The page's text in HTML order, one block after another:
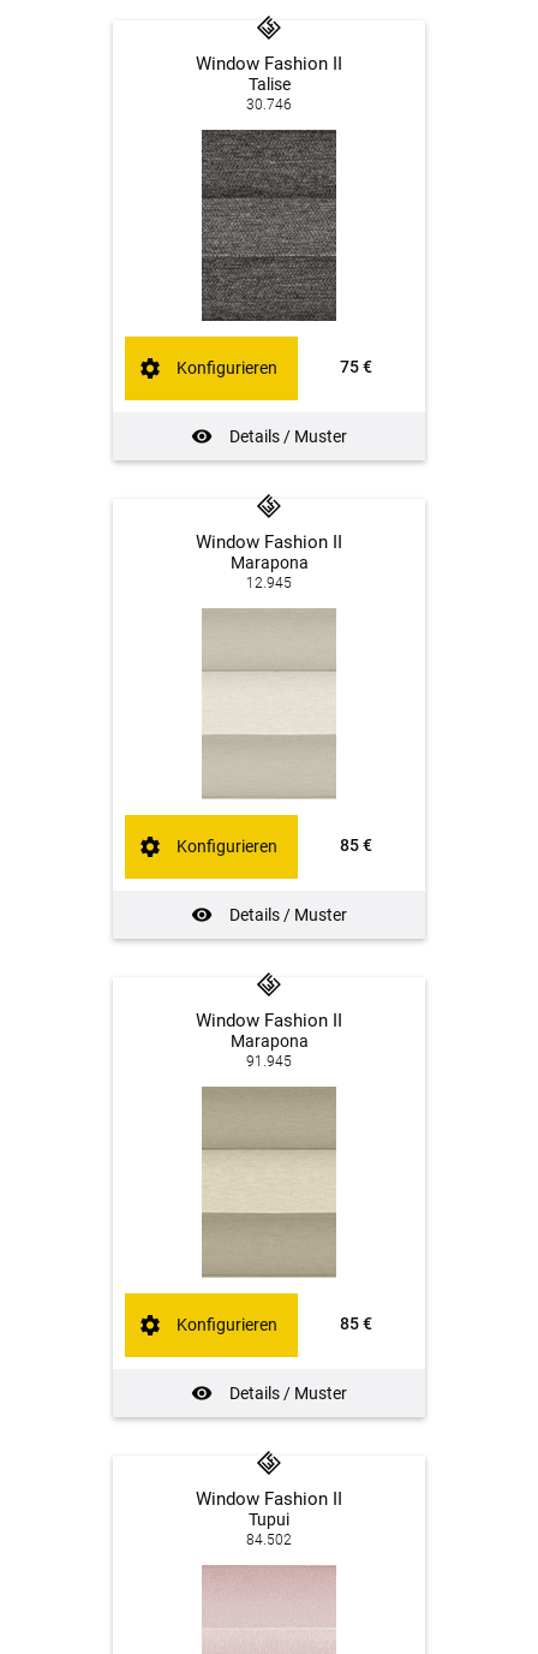
Window Fashion II
Talise
30.746
75 €
Details / Muster
Konfigurieren
Window Fashion II
Marapona
12.945
85 €
Details / Muster
Konfigurieren
Window Fashion II
Marapona
91.945
85 €
Details / Muster
Konfigurieren
Window Fashion II
Tupui
84.502